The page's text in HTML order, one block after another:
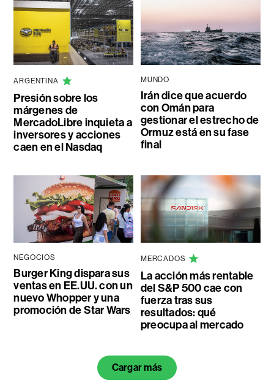
ARGENTINA
Presión sobre los
márgenes de
MercadoLibre inquieta a
inversores y acciones
caen en el Nasdaq
MUNDO
Irán dice que acuerdo
con Omán para
gestionar el estrecho de
Ormuz está en su fase
final
NEGOCIOS
Burger King dispara sus
ventas en EE.UU. con un
nuevo Whopper y una
promoción de Star Wars
MERCADOS
La acción más rentable
del S&P 500 cae con
fuerza tras sus
resultados: qué
preocupa al mercado
Cargar más